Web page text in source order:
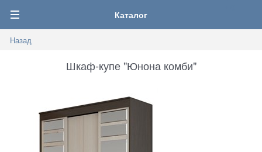
Каталог
Назад
Шкаф-купе "Юнона комби"